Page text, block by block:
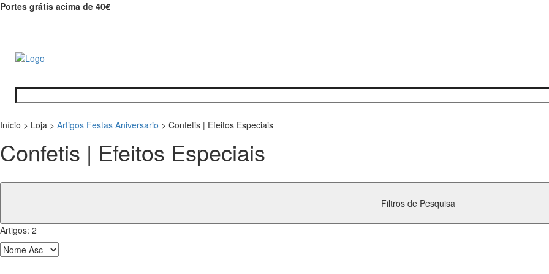
Portes grátis acima de 40€
Início > Loja > Artigos Festas Aniversario > Confetis | Efeitos Especiais
Confetis | Efeitos Especiais
Filtros de Pesquisa
Artigos: 2